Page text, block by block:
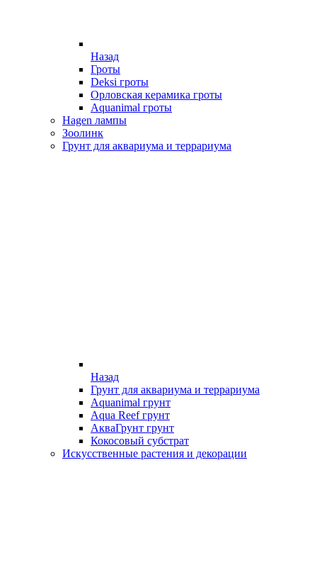
Назад
Гроты
Deksi гроты
Орловская керамика гроты
Aquanimal гроты
Hagen лампы
Зоолинк
Грунт для аквариума и террариума
Назад
Грунт для аквариума и террариума
Aquanimal грунт
Aqua Reef грунт
АкваГрунт грунт
Кокосовый субстрат
Искусственные растения и декорации